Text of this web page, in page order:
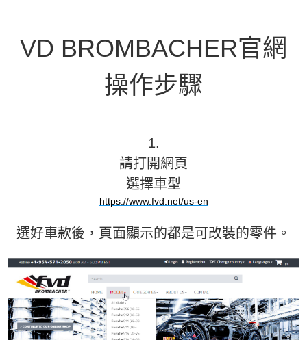
VD BROMBACHER官網
操作步驟
1.
請打開網頁
選擇車型
https://www.fvd.net/us-en
選好車款後，頁面顯示的都是可改裝的零件。